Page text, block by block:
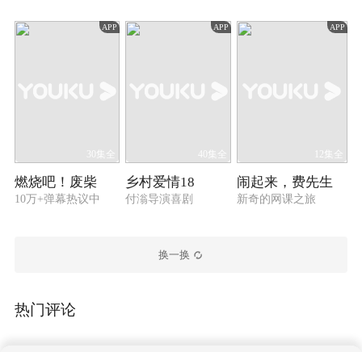
APP
30集全
燃烧吧！废柴
10万+弹幕热议中
APP
40集全
乡村爱情18
付滃导演喜剧
APP
12集全
闹起来，费先生
新奇的网课之旅
换一换
热门评论